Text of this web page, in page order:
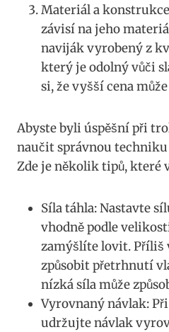
Materiál a
závisí na jeho
naviják vyrobený z‌
který ⁢je​ odolný vůči
si, že vyšší cena
Abyste byli úspěšní při
naučit⁢ správnou
Zde je několik tipů, které
Síla táhla: Nastavte
vhodně podle
⁤zamýšlíte lovit. Příliš
způsobit přetrhnutí
nízká síla může
Vyrovnaný návlak:
udržujte ‌návlak